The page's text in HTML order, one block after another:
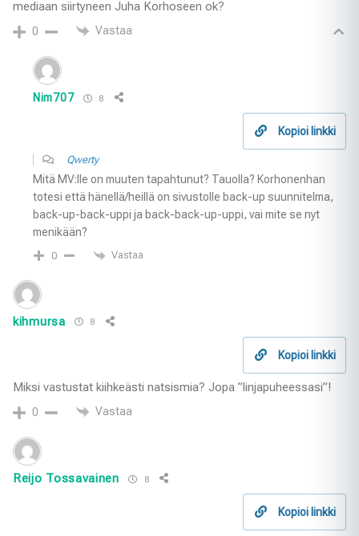
mediaan siirtyneen Juha Korhoseen ok?
0 Vastaa
Nim707 8
Kopioi linkki
Qwerty
Mitä MV:lle on muuten tapahtunut? Tauolla? Korhonenhan
totesi että hänellä/heillä on sivustolle back-up suunnitelma,
back-up-back-uppi ja back-back-up-uppi, vai mite se nyt
menikään?
0 Vastaa
kihmursa 8
Kopioi linkki
Miksi vastustat kiihkeästi natsismia? Jopa ”linjapuheessasi”!
0 Vastaa
Reijo Tossavainen 8
Kopioi linkki